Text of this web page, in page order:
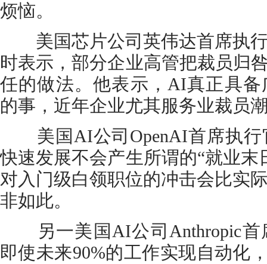
烦恼。
美国芯片公司英伟达首席执行
时表示，部分企业高管把裁员归
任的做法。他表示，AI真正具
的事，近年企业尤其服务业裁员
美国AI公司OpenAI首席执行
快速发展不会产生所谓的“就业
对入门级白领职位的冲击会比实
非如此。
另一美国AI公司Anthropic首
即使未来90%的工作实现自动化